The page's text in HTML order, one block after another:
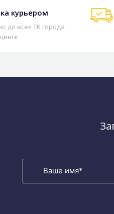
курьером
до всех ТК города